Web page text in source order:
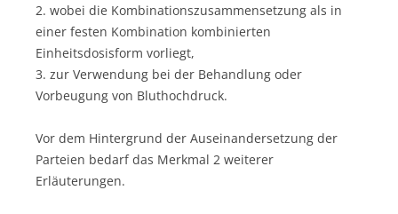
2. wobei die Kombinationszusammensetzung als in
einer festen Kombination kombinierten
Einheitsdosisform vorliegt,
3. zur Verwendung bei der Behandlung oder
Vorbeugung von Bluthochdruck.
Vor dem Hintergrund der Auseinandersetzung der
Parteien bedarf das Merkmal 2 weiterer
Erläuterungen.